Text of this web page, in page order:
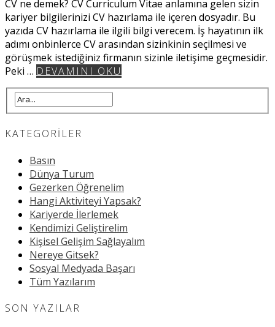
CV ne demek? CV Curriculum Vitae anlamına gelen sizin
kariyer bilgilerinizi CV hazırlama ile içeren dosyadır. Bu
yazıda CV hazırlama ile ilgili bilgi verecem. İş hayatının ilk
adımı onbinlerce CV arasından sizinkinin seçilmesi ve
görüşmek istediğiniz firmanın sizinle iletişime geçmesidir.
Peki … DEVAMINI OKU
KATEGORILER
Basın
Dünya Turum
Gezerken Öğrenelim
Hangi Aktiviteyi Yapsak?
Kariyerde İlerlemek
Kendimizi Geliştirelim
Kişisel Gelişim Sağlayalım
Nereye Gitsek?
Sosyal Medyada Başarı
Tüm Yazılarım
SON YAZILAR